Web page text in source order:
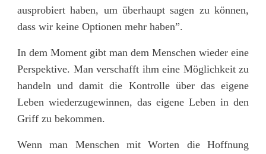
ausprobiert haben, um überhaupt sagen zu können,
dass wir keine Optionen mehr haben”.
In dem Moment gibt man dem Menschen wieder eine
Perspektive. Man verschafft ihm eine Möglichkeit zu
handeln und damit die Kontrolle über das eigene
Leben wiederzugewinnen, das eigene Leben in den
Griff zu bekommen.
Wenn man Menschen mit Worten die Hoffnung